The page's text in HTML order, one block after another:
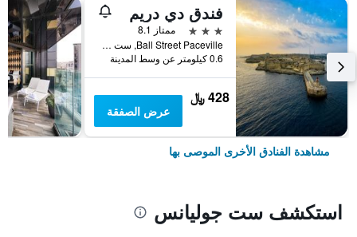
فندق دي دريم
3 نجوم
ممتاز 8.1
Ball Street Paceville, ست جوليانس, مالطا
0.6 كيلومتر عن وسط المدينة
428 ﷼
عرض الصفقة
مشاهدة الفنادق الأخرى الموصى بها
استكشف ست جوليانس